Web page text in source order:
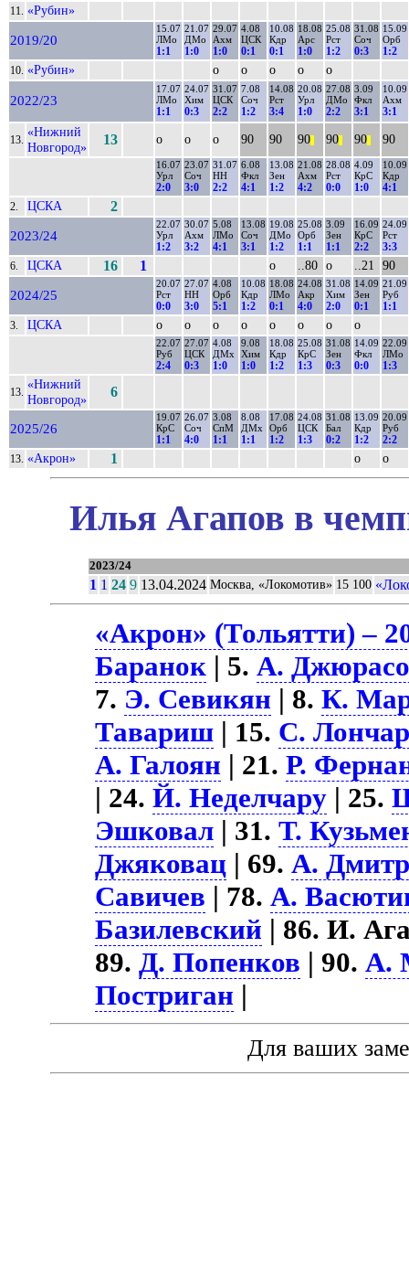
11. «Рубин»
2019/20
15.07
ЛМо
1:1
21.07
ДМо
1:0
29.07
Ахм
1:0
4.08
ЦСК
0:1
10.08
Кдр
0:1
18.08
Арс
1:0
25.08
Рст
1:2
31.08
Соч
0:3
15.09
Орб
1:2
10. «Рубин» о о о о о
2022/23
17.07
ЛМо
1:1
24.07
Хим
0:3
31.07
ЦСК
2:2
7.08
Соч
1:2
14.08
Рст
3:4
20.08
Урл
1:0
27.08
ДМо
2:2
3.09
Фкл
3:1
10.09
Ахм
3:1
13.
«Нижний
Новгород»
13 о о о 90 90 90 90 90 90
16.07
Урл
2:0
23.07
Соч
3:0
31.07
НН
2:2
6.08
Фкл
4:1
13.08
Зен
1:2
21.08
Ахм
4:2
28.08
Рст
0:0
4.09
КрС
1:0
10.09
Кдр
4:1
2. ЦСКА 2
2023/24
22.07
Урл
1:2
30.07
Ахм
3:2
5.08
ЛМо
4:1
13.08
Соч
3:1
19.08
ДМо
1:2
25.08
Орб
1:1
3.09
Зен
1:1
16.09
КрС
2:2
24.09
Рст
3:3
6. ЦСКА 16 1 о ..80 о ..21 90
2024/25
20.07
Рст
0:0
27.07
НН
3:0
4.08
Орб
5:1
10.08
Кдр
1:2
18.08
ЛМо
0:1
24.08
Акр
4:0
31.08
Хим
2:0
14.09
Зен
0:1
21.09
Руб
1:1
3. ЦСКА о о о о о о о о
22.07
Руб
2:4
27.07
ЦСК
0:3
4.08
ДМх
1:0
9.08
Хим
1:0
18.08
Кдр
1:2
25.08
КрС
1:3
31.08
Зен
0:3
14.09
Фкл
0:0
22.09
ЛМо
1:3
13.
«Нижний
Новгород»
6
2025/26
19.07
КрС
1:1
26.07
Соч
4:0
3.08
СпМ
1:1
8.08
ДМх
1:1
17.08
Орб
1:2
24.08
ЦСК
1:3
31.08
Бал
0:2
13.09
Кдр
1:2
20.09
Руб
2:2
13. «Акрон» 1 о о
Илья Агапов в
2023/24
1 1 24 9 13.04.2024 Москва, «Локомотив» 15 100
«Акрон» (Тольятти) –
Баранок | 5.А.
7. Э. Севикян | 8.К.
Тавариш | 15. С.
А. Галоян | 21.Р.
| 24.Й. Неделчару | 25.
Эшковал | 31.Т.
Джяковац | 69.А.
Савичев | 78.А.
Базилевский | 86. И.
89.Д. Попенков | 90.А.
Постриган |
Для ваших